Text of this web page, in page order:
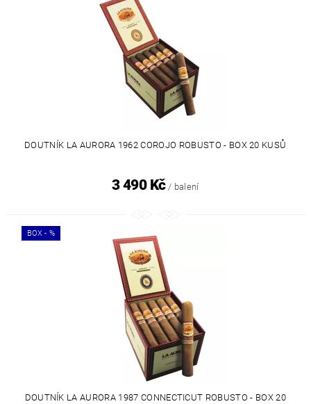
DOUTNÍK LA AURORA 1962 COROJO ROBUSTO - BOX 20 KUSŮ
3 490 Kč / balení
BOX - %
DOUTNÍK LA AURORA 1987 CONNECTICUT ROBUSTO - BOX 20